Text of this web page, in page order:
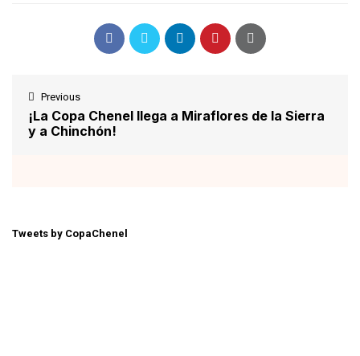
Previous
¡La Copa Chenel llega a Miraflores de la Sierra
y a Chinchón!
Tweets by CopaChenel